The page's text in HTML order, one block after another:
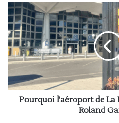
Pourquoi
l’aéroport
de
La
Réunion
s’appelle-
t-
il
Roland
Garros
Pourquoi l’aéroport de La
Roland